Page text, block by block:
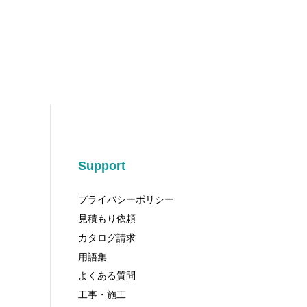
Support
プライバシーポリシー
見積もり依頼
カタログ請求
用語集
よくある質問
工事・施工